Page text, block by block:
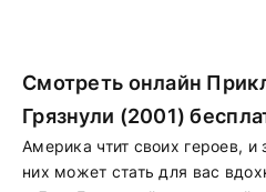
Смотреть онлайн
Грязнули (2001)
Америка чтит своих героев,
них может стать для вас